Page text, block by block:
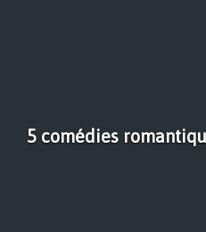
5 comédies